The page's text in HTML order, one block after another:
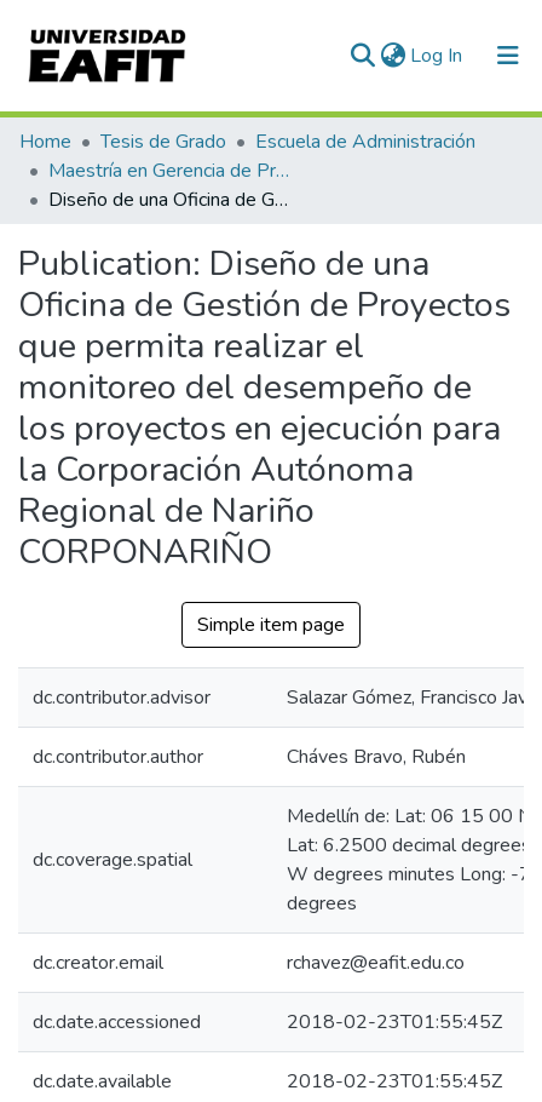
Log In (current)
Communities & Collections
All of DSpace
Home Tesis de Grado
Escuela de Administración
Maestría en Gerencia de Proyectos (Tesis)
Diseño de una Oficina de Gestión de Proyectos que permita realizar el monitoreo del desempeño de los proyectos en ejecución para la Corporación Autónoma Regional de Nariño CORPONARIÑO
Publication: Diseño de una
Oficina de Gestión de Proyectos
que permita realizar el
monitoreo del desempeño de
los proyectos en ejecución para
la Corporación Autónoma
Regional de Nariño
CORPONARIÑO
Simple item page
dc.contributor.advisor Salazar Gómez, Francisco
dc.contributor.author Cháves Bravo, Rubén
dc.coverage.spatial
Medellín de: Lat: 06 15 00 N
Lat: 6.2500 decimal
W degrees minutes Long: -
degrees
dc.creator.email rchavez@eafit.edu.co
dc.date.accessioned 2018-02-23T01:55:45Z
dc.date.available 2018-02-23T01:55:45Z